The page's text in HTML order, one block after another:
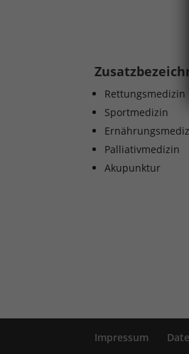
Rettungsmedizin
Sportmedizin
Palliativmedizin
Akupunktur
Impressum